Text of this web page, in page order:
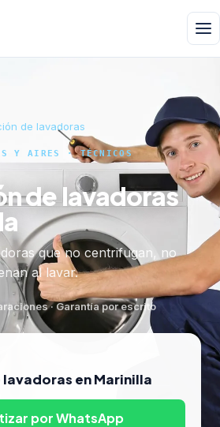
de lavadoras
Y AIRES · TÉCNICOS
de lavadoras
que no centrifugan, no
al lavar.
· Garantía por escrito
en Marinilla
por WhatsApp